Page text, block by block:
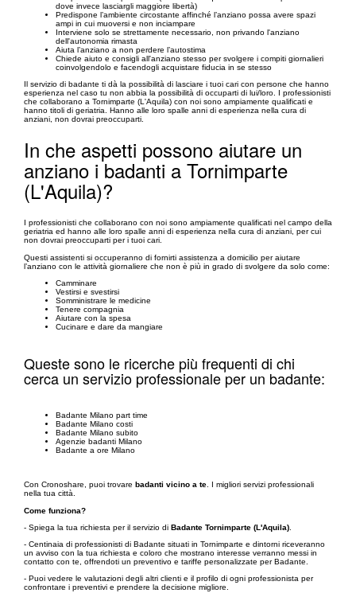
dove invece lasciargli maggiore libertà)
Predispone l’ambiente circostante affinché l’anziano possa avere spazi
ampi in cui muoversi e non inciampare
Interviene solo se strettamente necessario, non privando l'anziano
dell'autonomia rimasta
Aiuta l’anziano a non perdere l’autostima
Chiede aiuto e consigli all'anziano stesso per svolgere i compiti giornalieri
coinvolgendolo e facendogli acquistare fiducia in se stesso
Il servizio di badante ti dà la possibilità di lasciare i tuoi cari con persone che hanno
esperienza nel caso tu non abbia la possibilità di occuparti di lui/loro. I professionisti
che collaborano a Tornimparte (L'Aquila) con noi sono ampiamente qualificati e
hanno titoli di geriatria. Hanno alle loro spalle anni di esperienza nella cura di
anziani, non dovrai preoccuparti.
In che aspetti possono aiutare un
anziano i badanti a Tornimparte
(L'Aquila)?
I professionisti che collaborano con noi sono ampiamente qualificati nel campo della
geriatria ed hanno alle loro spalle anni di esperienza nella cura di anziani, per cui
non dovrai preoccuparti per i tuoi cari.
Questi assistenti si occuperanno di fornirti assistenza a domicilio per aiutare
l’anziano con le attività giornaliere che non è più in grado di svolgere da solo come:
Camminare
Vestirsi e svestirsi
Somministrare le medicine
Tenere compagnia
Aiutare con la spesa
Cucinare e dare da mangiare
Queste sono le ricerche più frequenti di chi
cerca un servizio professionale per un badante:
Badante Milano part time
Badante Milano costi
Badante Milano subito
Agenzie badanti Milano
Badante a ore Milano
Con Cronoshare, puoi trovare badanti vicino a te . I migliori servizi professionali
nella tua città.
Come funziona?
- Spiega la tua richiesta per il servizio di Badante Tornimparte (L'Aquila)
- Centinaia di professionisti di Badante situati in Tornimparte e dintorni riceveranno
un avviso con la tua richiesta e coloro che mostrano interesse verranno messi in
contatto con te, offrendoti un preventivo e tariffe personalizzate per Badante.
- Puoi vedere le valutazioni degli altri clienti e il profilo di ogni professionista per
confrontare i preventivi e prendere la decisione migliore.